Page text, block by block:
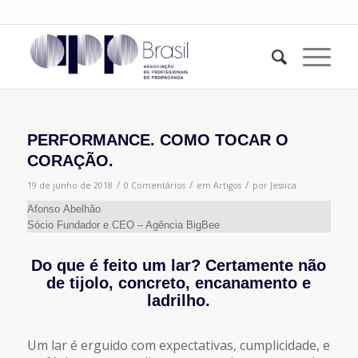
PERFORMANCE. COMO TOCAR O
CORAÇÃO.
19 de junho de 2018 / 0 Comentários / em Artigos / por Jessica
Afonso Abelhão
Sócio Fundador e CEO – Agência BigBee
Do que é feito um lar? Certamente não
de tijolo, concreto, encanamento e
ladrilho.
Um lar é erguido com expectativas, cumplicidade, e